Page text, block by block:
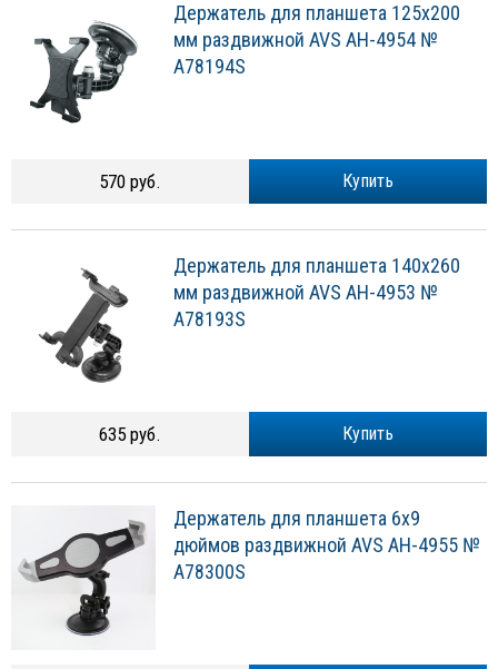
Держатель для планшета 125х200
мм раздвижной AVS AH-4954 №
A78194S
Купить
570 руб.
Держатель для планшета 140х260
мм раздвижной AVS AH-4953 №
A78193S
Купить
635 руб.
Держатель для планшета 6х9
дюймов раздвижной AVS AH-4955 №
A78300S